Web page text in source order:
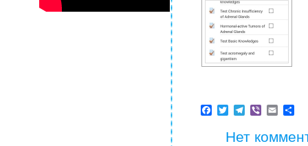
Facebook
TwitterTelegram
ViberEmail
Нет